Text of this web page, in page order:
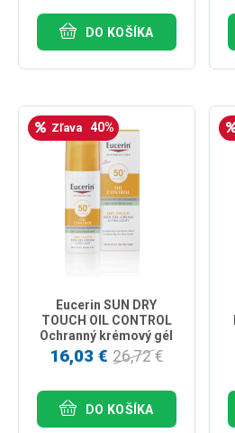
DO KOŠÍKA
Zľava 40%
Eucerin SUN DRY
TOUCH OIL CONTROL
Ochranný krémový gél
na tvár SPF 50+ 50ml
16,03 € 26,72 €
DO KOŠÍKA